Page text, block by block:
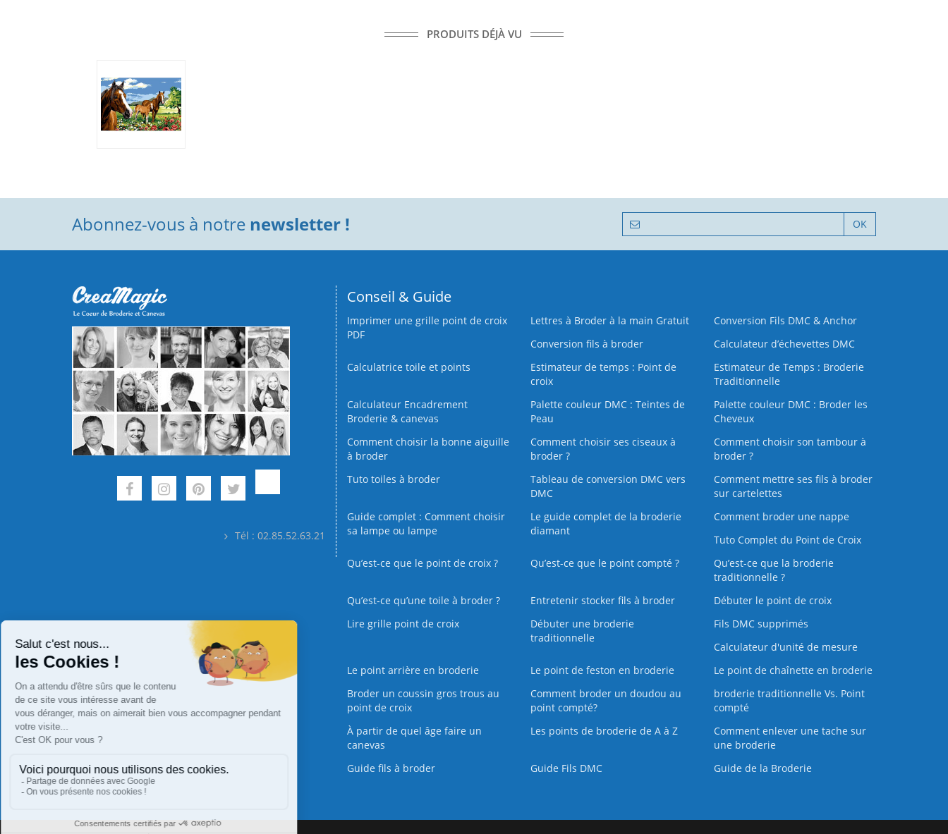
PRODUITS DÉJÀ VU
Abonnez-vous à notre newsletter ! OK
Tél : 02.85.52.63.21
Conseil & Guide
Imprimer une grille point de croix
PDF
Lettres à Broder à la main Gratuit
Conversion Fils DMC & Anchor
Conversion fils à broder
Calculateur d’échevettes DMC
Calculatrice toile et points
Estimateur de temps : Point de
croix
Estimateur de Temps : Broderie
Traditionnelle
Calculateur Encadrement
Broderie & canevas
Palette couleur DMC : Teintes de
Peau
Palette couleur DMC : Broder les
Cheveux
Comment choisir la bonne aiguille
à broder
Comment choisir ses ciseaux à
broder ?
Comment choisir son tambour à
broder ?
Tuto toiles à broder
Tableau de conversion DMC vers
DMC
Comment mettre ses fils à broder
sur cartelettes
Guide complet : Comment choisir
sa lampe ou lampe
Le guide complet de la broderie
diamant
Comment broder une nappe
Tuto Complet du Point de Croix
Qu’est-ce que le point de croix ?
Qu’est-ce que le point compté ?
Qu’est-ce que la broderie
traditionnelle ?
Qu’est‑ce qu’une toile à broder ?
Entretenir stocker fils à broder
Débuter le point de croix
Lire grille point de croix
Débuter une broderie
traditionnelle
Fils DMC supprimés
Calculateur d'unité de mesure
Le point arrière en broderie
Le point de feston en broderie
Le point de chaînette en broderie
Broder un coussin gros trous au
point de croix
Comment broder un doudou au
point compté?
broderie traditionnelle Vs. Point
compté
À partir de quel âge faire un
canevas
Les points de broderie de A à Z
Comment enlever une tache sur
une broderie
Guide fils à broder
Guide Fils DMC Guide de la Broderie